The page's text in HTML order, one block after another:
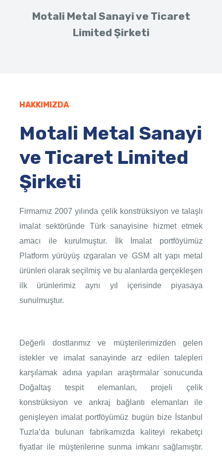
Motali Metal Sanayi ve Ticaret
Limited Şirketi
HAKKIMIZDA
Motali Metal Sanayi
ve Ticaret Limited
Şirketi
Firmamız 2007 yılında çelik konstrüksiyon ve talaşlı
imalat sektöründe Türk sanayisine hizmet etmek
amacı ile kurulmuştur. İlk İmalat portföyümüz
Platform yürüyüş ızgaraları ve GSM alt yapı metal
ürünleri olarak seçilmiş ve bu alanlarda gerçekleşen
ilk ürünlerimiz aynı yıl içerisinde piyasaya
sunulmuştur.
Değerli dostlarımız ve müşterilerimizden gelen
istekler ve imalat sanayinde arz edilen talepleri
karşılamak adına yapılan araştırmalar sonucunda
Doğaltaş tespit elemanları, projeli çelik
konstrüksiyon ve ankraj bağlantı elemanları ile
genişleyen imalat portföyümüz bugün bize İstanbul
Tuzla’da bulunan fabrikamızda kaliteyi rekabetçi
fiyatlar ile müşterilerine sunma imkanı sağlamıştır.